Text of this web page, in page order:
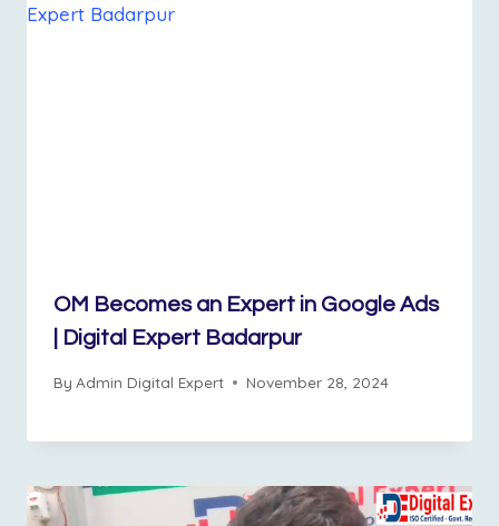
OM Becomes an Expert in Google Ads
| Digital Expert Badarpur
By Admin Digital Expert November 28, 2024